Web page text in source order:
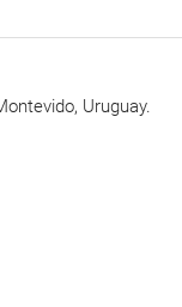
Uruguay.